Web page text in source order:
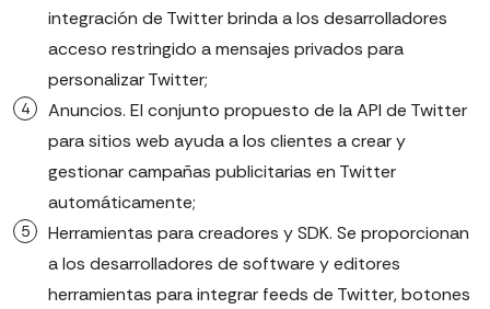
integración de Twitter brinda a los desarrolladores
acceso restringido a mensajes privados para
personalizar Twitter;
Anuncios. El conjunto propuesto de la API de Twitter
para sitios web ayuda a los clientes a crear y
gestionar campañas publicitarias en Twitter
automáticamente;
Herramientas para creadores y SDK. Se proporcionan
a los desarrolladores de software y editores
herramientas para integrar feeds de Twitter, botones